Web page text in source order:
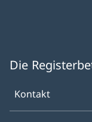
Die
Kontakt